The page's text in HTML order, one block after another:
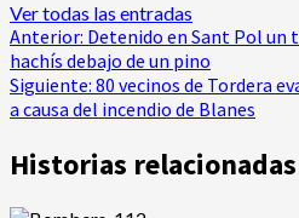
Ver todas las entradas
Navegación
de
entradas
Anterior: Detenido en Sant Pol un
hachís debajo de un pino
Siguiente: 80 vecinos de Tordera
a causa del incendio de Blanes
Historias relacionadas